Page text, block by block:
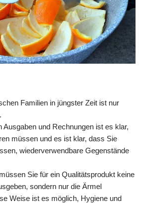
Familien in jüngster Zeit ist nur
Ausgaben und Rechnungen ist es klar,
müssen und es ist klar, dass Sie
wiederverwendbare Gegenstände
Sie für ein Qualitätsprodukt keine
sondern nur die Ärmel
Weise ist es möglich, Hygiene und